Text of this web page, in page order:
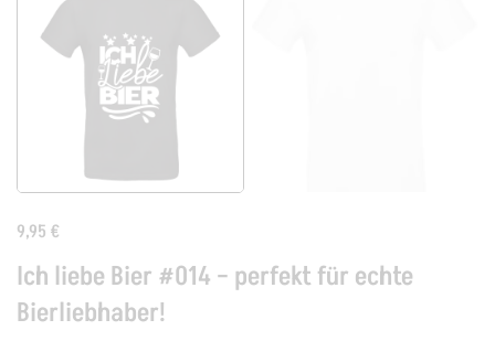
9,95 €
Ich liebe Bier #014 – perfekt für echte
Bierliebhaber!